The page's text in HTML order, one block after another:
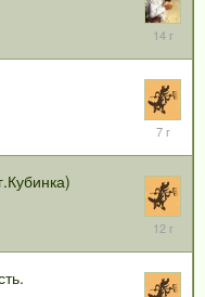
12
2012
15
2019
2014